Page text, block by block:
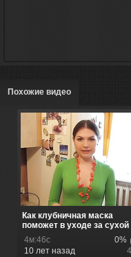
Похожие видео
Как клубничная маска
поможет в уходе за сухой
кожей ...
4м:46с
0%
10 лет назад